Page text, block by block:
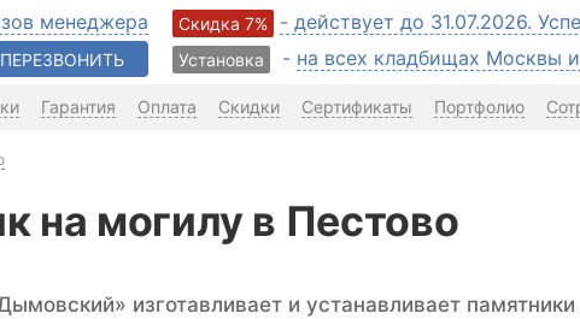
менеджера
ПЕРЕЗВОНИТЬ
Скидка 7% - действует до 31.07.2026.
Установка - на всех кладбищах Москвы
Гарантия Оплата Скидки Сертификаты Портфолио
на могилу в Пестово
изготавливает и устанавливает